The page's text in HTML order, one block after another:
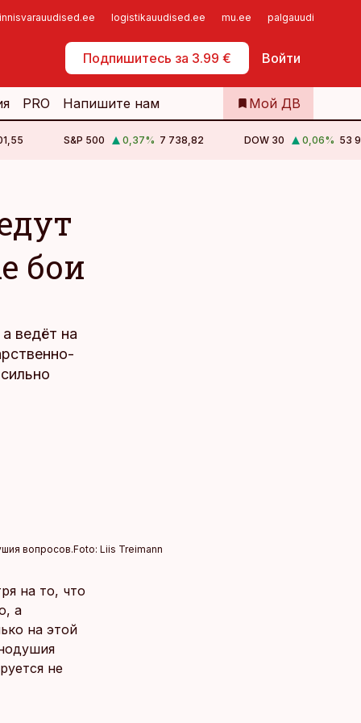
logistikauudised.ee mu.ee palgauudised.ee
Подпишитесь за 3.99 € Войти
Самообслуживание
PRO Напишите нам Мой ДВ
S&P 500 0,37% 7 738,82 DOW 30 0,06% 53
бои
ведёт на
вопросов.Foto: Liis Treimann
на то, что
а
на этой
не